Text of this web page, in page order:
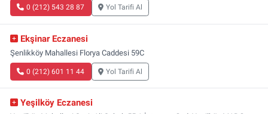
0 (212) 543 28 87 Yol Tarifi Al
Ekşinar Eczanesi
Şenlikköy Mahallesi Florya Caddesi 59C
0 (212) 601 11 44 Yol Tarifi Al
Yeşilköy Eczanesi